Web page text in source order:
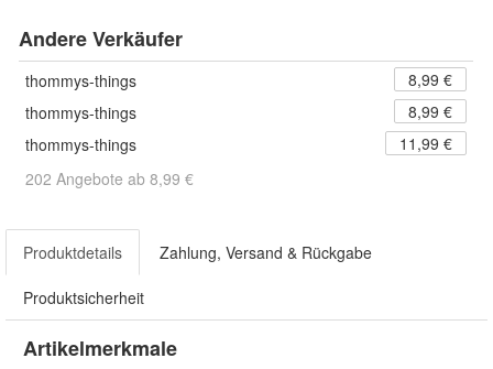
Andere Verkäufer
thommys-things
8,99 €
thommys-things
8,99 €
thommys-things
11,99 €
202 Angebote ab 8,99 €
Produktdetails Zahlung, Versand & Rückgabe
Produktsicherheit
Artikelmerkmale